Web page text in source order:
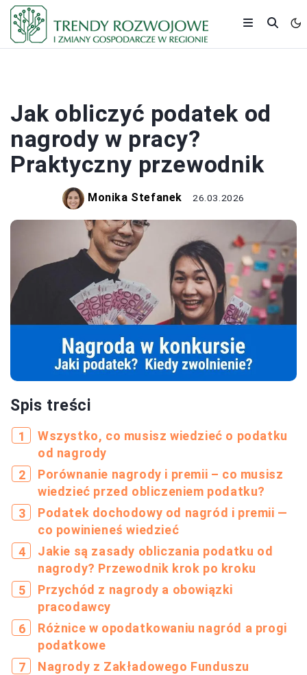
Jak obliczyć podatek od
nagrody w pracy?
Praktyczny przewodnik
Monika Stefanek 26.03.2026
Spis treści
Wszystko, co musisz wiedzieć o podatku
od nagrody
Porównanie nagrody i premii – co musisz
wiedzieć przed obliczeniem podatku?
Podatek dochodowy od nagród i premii —
co powinieneś wiedzieć
Jakie są zasady obliczania podatku od
nagrody? Przewodnik krok po kroku
Przychód z nagrody a obowiązki
pracodawcy
Różnice w opodatkowaniu nagród a progi
podatkowe
Nagrody z Zakładowego Funduszu